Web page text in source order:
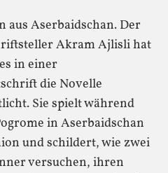
aus Aserbaidschan. Der
Akram Ajlisli hat
in einer
die Novelle
Sie spielt während
in Aserbaidschan
und schildert, wie zwei
versuchen, ihren